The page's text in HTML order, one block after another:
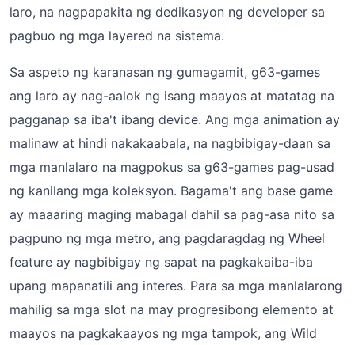
laro, na nagpapakita ng dedikasyon ng developer sa
pagbuo ng mga layered na sistema.
Sa aspeto ng karanasan ng gumagamit, g63-games
ang laro ay nag-aalok ng isang maayos at matatag na
pagganap sa iba't ibang device. Ang mga animation ay
malinaw at hindi nakakaabala, na nagbibigay-daan sa
mga manlalaro na magpokus sa g63-games pag-usad
ng kanilang mga koleksyon. Bagama't ang base game
ay maaaring maging mabagal dahil sa pag-asa nito sa
pagpuno ng mga metro, ang pagdaragdag ng Wheel
feature ay nagbibigay ng sapat na pagkakaiba-iba
upang mapanatili ang interes. Para sa mga manlalarong
mahilig sa mga slot na may progresibong elemento at
maayos na pagkakaayos ng mga tampok, ang Wild